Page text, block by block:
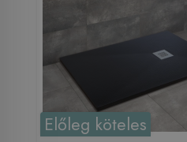
Előleg köteles